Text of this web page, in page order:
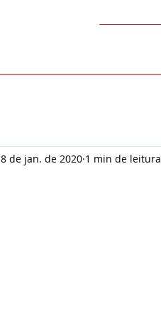
8 de jan. de 2020 1 min de leitura